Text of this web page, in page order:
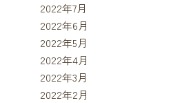
2022年7月
2022年6月
2022年5月
2022年4月
2022年3月
2022年2月